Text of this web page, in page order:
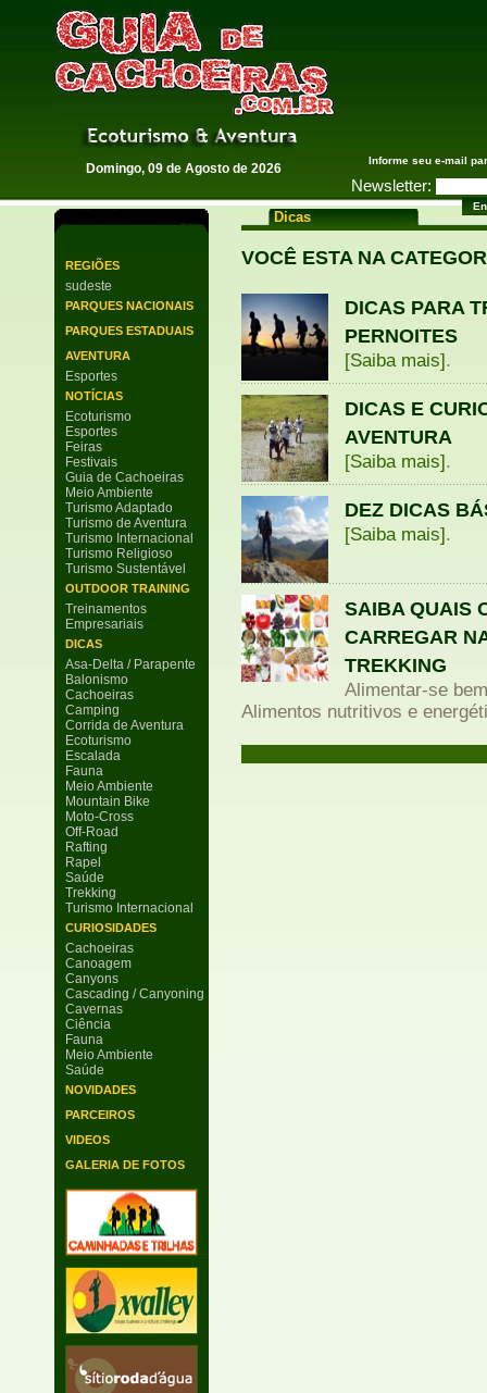
Guia de Cachoeiras
Domingo, 09 de Agosto de 2026
Informe seu e-mail
Newsletter:
REGIÕES
sudeste
PARQUES NACIONAIS
PARQUES ESTADUAIS
AVENTURA
Esportes
NOTÍCIAS
Ecoturismo
Esportes
Feiras
Festivais
Guia de Cachoeiras
Meio Ambiente
Turismo Adaptado
Turismo de Aventura
Turismo Internacional
Turismo Religioso
Turismo Sustentável
OUTDOOR TRAINING
Treinamentos
Empresariais
DICAS
Asa-Delta / Parapente
Balonismo
Cachoeiras
Camping
Corrida de Aventura
Ecoturismo
Escalada
Fauna
Meio Ambiente
Mountain Bike
Moto-Cross
Off-Road
Rafting
Rapel
Saúde
Trekking
Turismo Internacional
CURIOSIDADES
Cachoeiras
Canoagem
Canyons
Cascading / Canyoning
Cavernas
Ciência
Fauna
Meio Ambiente
Saúde
NOVIDADES
PARCEIROS
VIDEOS
GALERIA DE FOTOS
Dicas
VOCÊ ESTA NA
DICAS PARA
PERNOITES
[Saiba mais].
DICAS E
AVENTURA
[Saiba mais].
DEZ DICAS
[Saiba mais].
SAIBA QUAIS
CARREGAR
TREKKING
Alimentar-se
Alimentos nutritivos e